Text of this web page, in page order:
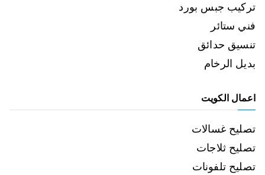
تركيب جبس بورد
فني ستائر
تنسيق حدائق
بديل الرخام
اعمال الكويت
تصليح غسالات
تصليح ثلاجات
تصليح تلفونات